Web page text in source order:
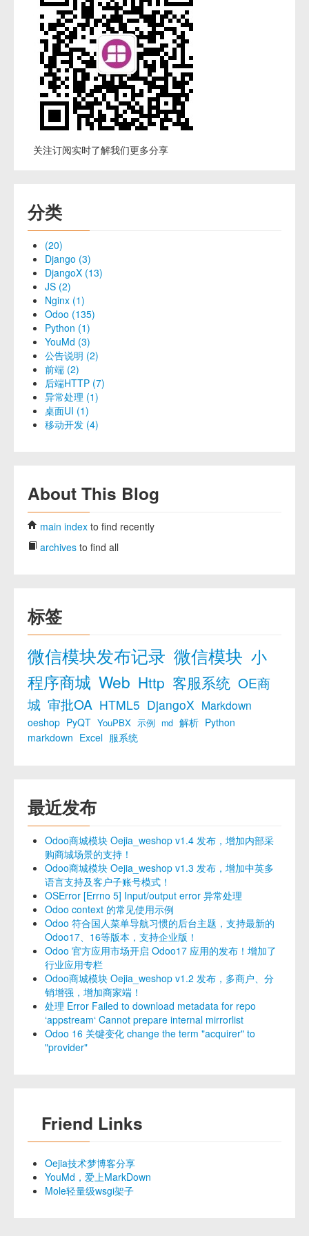
关注订阅实时了解我们更多分享
分类
(20)
Django (3)
DjangoX (13)
JS (2)
Nginx (1)
Odoo (135)
Python (1)
YouMd (3)
公告说明 (2)
前端 (2)
后端HTTP (7)
异常处理 (1)
桌面UI (1)
移动开发 (4)
About This Blog
main index to find recently
archives to find all
标签
微信模块发布记录 微信模块 小
程序商城 Web Http 客服系统 OE商
城 审批OA HTML5 DjangoX Markdown
oeshop PyQT YouPBX 示例 md 解析 Python
markdown Excel 服系统
最近发布
Odoo商城模块 Oejia_weshop v1.4 发布，增加内部采
购商城场景的支持！
Odoo商城模块 Oejia_weshop v1.3 发布，增加中英多
语言支持及客户子账号模式！
OSError [Errno 5] Input/output error 异常处理
Odoo context 的常见使用示例
Odoo 符合国人菜单导航习惯的后台主题，支持最新的
Odoo17、16等版本，支持企业版！
Odoo 官方应用市场开启 Odoo17 应用的发布！增加了
行业应用专栏
Odoo商城模块 Oejia_weshop v1.2 发布，多商户、分
销增强，增加商家端！
处理 Error Failed to download metadata for repo
‘appstream‘ Cannot prepare internal mirrorlist
Odoo 16 关键变化 change the term "acquirer" to
"provider"
Friend Links
Oejia技术梦博客分享
YouMd，爱上MarkDown
Mole轻量级wsgi架子